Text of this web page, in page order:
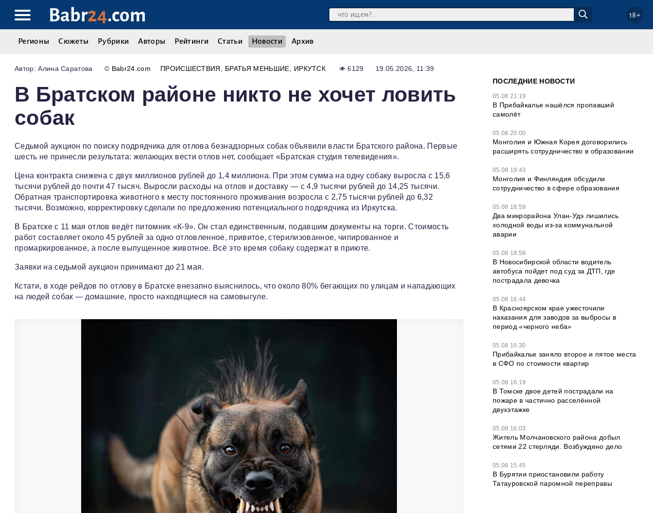
Babr24.com 18+
Регионы Сюжеты Рубрики Авторы Рейтинги Статьи Новости Архив
Алина Саратова © Babr24.com ПРОИСШЕСТВИЯ БРАТЬЯ МЕНЬШИЕ ИРКУТСК 6129 19.05.2026, 11:39
В Братском районе никто не хочет ловить
собак
Седьмой аукцион по поиску подрядчика для отлова безнадзорных собак объявили власти Братского района. Первые
шесть не принесли результата: желающих вести отлов нет, сообщает «Братская студия телевидения».
Цена контракта снижена с двух миллионов рублей до 1,4 миллиона. При этом сумма на одну собаку выросла с 15,6
тысячи рублей до почти 47 тысяч. Выросли расходы на отлов и доставку — с 4,9 тысячи рублей до 14,25 тысячи.
Обратная транспортировка животного к месту постоянного проживания возросла с 2,75 тысячи рублей до 6,32
тысячи. Возможно, корректировку сделали по предложению потенциального подрядчика из Иркутска.
В Братске с 11 мая отлов ведёт питомник «К‑9». Он стал единственным, подавшим документы на торги. Стоимость
работ составляет около 45 рублей за одно отловленное, привитое, стерилизованное, чипированное и
промаркированное, а после выпущенное животное. Всё это время собаку содержат в приюте.
Заявки на седьмой аукцион принимают до 21 мая.
Кстати, в ходе рейдов по отлову в Братске внезапно выяснилось, что около 80% бегающих по улицам и нападающих
на людей собак — домашние, просто находящиеся на самовыгуле.
ПОСЛЕДНИЕ НОВОСТИ
05.08 21:19
В Прибайкалье нашёлся пропавший
самолёт
05.08 20:00
Монголия и Южная Корея договорились
расширять сотрудничество в образовании
05.08 19:43
Монголия и Финляндия обсудили
сотрудничество в сфере образования
05.08 18:59
Два микрорайона Улан-Удэ лишились
холодной воды из-за коммунальной
аварии
05.08 18:58
В Новосибирской области водитель
автобуса пойдет под суд за ДТП, где
пострадала девочка
05.08 16:44
В Красноярском крае ужесточили
наказания для заводов за выбросы в
период «черного неба»
05.08 16:30
Прибайкалье заняло второе и пятое места
в СФО по стоимости квартир
05.08 16:19
В Томске двое детей пострадали на
пожаре в частично расселённой
двухэтажке
05.08 16:03
Житель Молчановского района добыл
сетями 22 стерляди. Возбуждено дело
05.08 15:45
В Бурятии приостановили работу
Татауровской паромной переправы